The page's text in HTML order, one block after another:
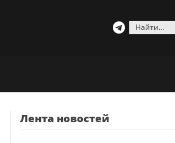
Найти:
Лента новостей